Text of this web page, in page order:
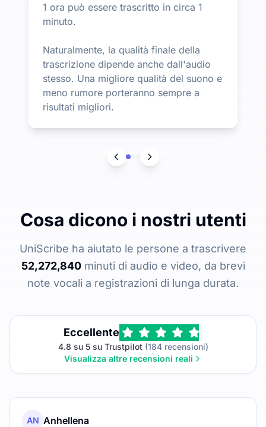
1 ora può essere trascritto in circa 1
minuto.
Naturalmente, la qualità finale della
trascrizione dipende anche dall'audio
stesso. Una migliore qualità del suono e
meno rumore porteranno sempre a
risultati migliori.
Cosa dicono i nostri utenti
UniScribe ha aiutato le persone a trascrivere
52,272,840minuti di audio e video, da brevi
note vocali a registrazioni di lunga durata.
Eccellente
4.8 su 5 su Trustpilot(184 recensioni)
Visualizza altre recensioni reali
AN Anhellena